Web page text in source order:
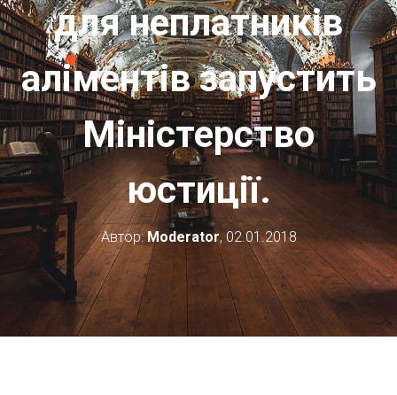
V
I
G
A
O
N
для неплатників
аліментів запустить
Міністерство
юстиції.
Автор:Moderator,02.01.2018